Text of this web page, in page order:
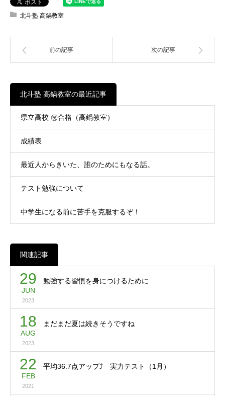
北斗塾 高鍋教室
前の記事 次の記事
北斗塾 高鍋教室の最近記事
県立高校 ㊗合格（高鍋教室）
成績表
最近人からきいた、誰のためにもなる話。
テスト勉強について
中学生になる前に苦手を克服するぞ！
関連記事
29
JUN
2023
勉強する習慣を身につけるために
18
AUG
2023
まだまだ夏は続きそうですね
22
FEB
2021
平均36.7点アップ⤴ 実力テスト（1月）